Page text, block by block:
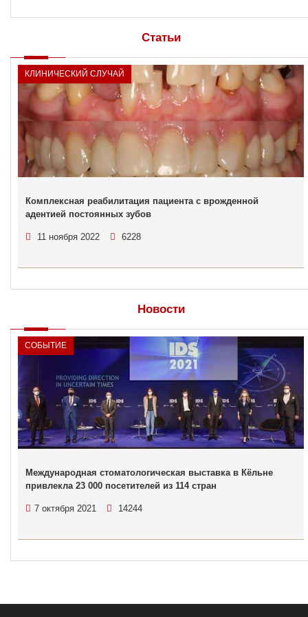
Статьи
КЛИНИЧЕСКИЙ СЛУЧАЙ
Комплексная реабилитация пациента с врожденной
адентией постоянных зубов
11 ноября 2022 6228
Новости
СОБЫТИЕ
Международная стоматологическая выставка в Кёльне
привлекла 23 000 посетителей из 114 стран
7 октября 2021 14244